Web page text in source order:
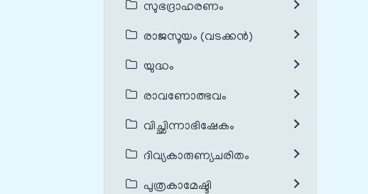
സുഭദ്രാഹരണം
രാജസൂയം (വടക്കൻ)
യുദ്ധം
രാവണോത്ഭവം
വിച്ഛിന്നാഭിഷേകം
ദിവ്യകാരുണ്യചരിതം
പുത്രകാമേഷ്ടി